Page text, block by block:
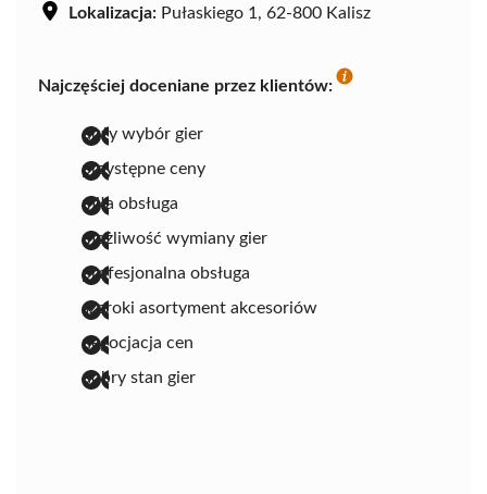
Lokalizacja: Pułaskiego 1, 62-800 Kalisz
Najczęściej doceniane przez klientów:
duży wybór gier
przystępne ceny
miła obsługa
możliwość wymiany gier
profesjonalna obsługa
szeroki asortyment akcesoriów
negocjacja cen
dobry stan gier